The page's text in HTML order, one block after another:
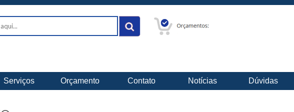
Serviços Orçamento Contato Notícias Dúvidas